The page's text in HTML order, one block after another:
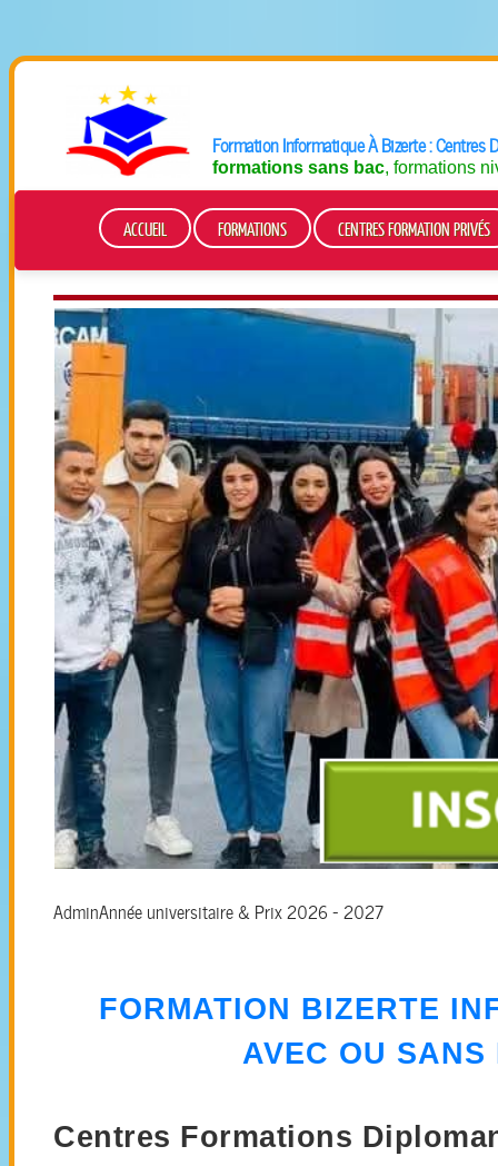
Formation Informatique À Bizerte : Centres
formations sans bac, formations
ACCUEIL FORMATIONS CENTRES FORMATION PRIVÉS
AdminAnnée universitaire & Prix 2026 - 2027
FORMATION BIZERTE
AVEC OU SANS
Centres Formations